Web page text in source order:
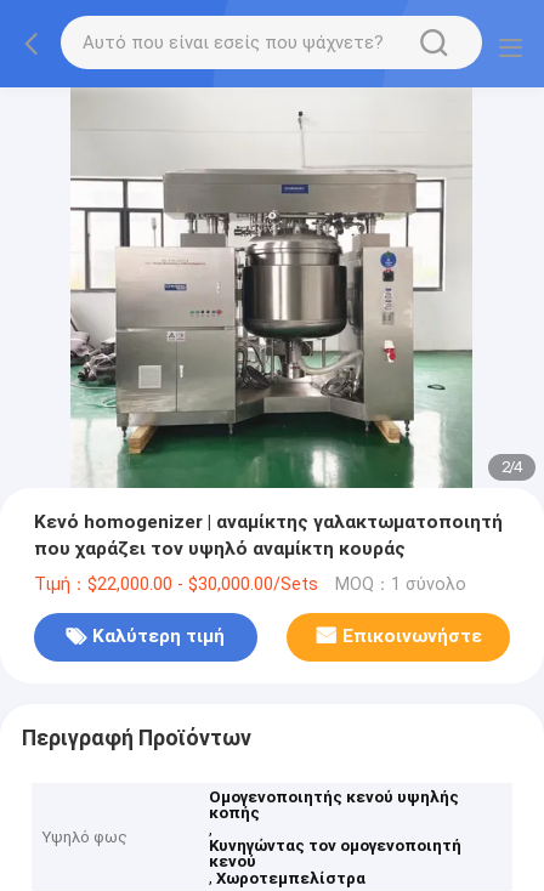
2/4
Κενό homogenizer | αναμίκτης γαλακτωματοποιητή
που χαράζει τον υψηλό αναμίκτη κουράς
Τιμή：$22,000.00 - $30,000.00/Sets MOQ：1 σύνολο
Καλύτερη τιμή Επικοινωνήστε
Περιγραφή Προϊόντων
Υψηλό φως
Ομογενοποιητής κενού υψηλής
κοπής
,
Κυνηγώντας τον ομογενοποιητή
κενού
,Χωροτεμπελίστρα